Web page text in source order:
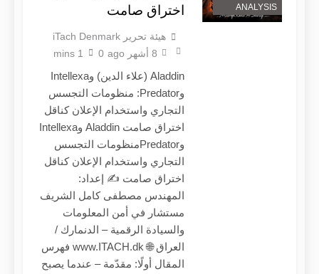
ANALYSIS
اختراق صامت
هيئة تحرير iTach Denmark
8 أشهر ago
0
1 mins
Aladdin (علاء الدين) وIntellexa
وPredator: منظومات التجسس
التجاري واستخدام الإعلان كناقل
اختراق صامت Aladdin وIntellexa
وPredatorمنظومات التجسس
التجاري واستخدام الإعلان كناقل
اختراق صامت ✍️ إعداد:
المهندس مصطفى كامل الشريف
مستشار في أمن المعلومات
والسيادة الرقمية – الدنمارك /
العراق 🌐 www.ITACH.dk فهرس
المقال أولًا: مقدّمة – عندما يصبح